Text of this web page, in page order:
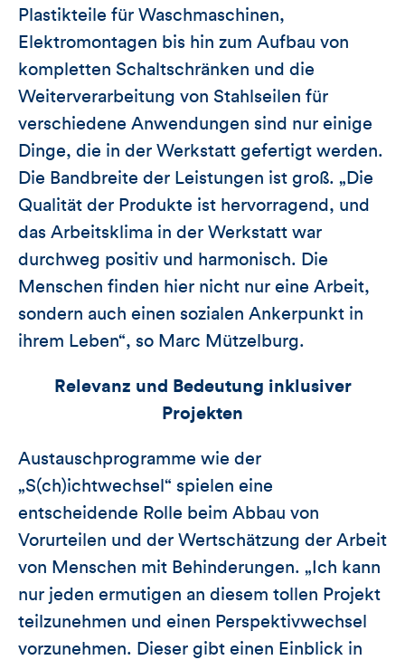
Plastikteile für Waschmaschinen,
Elektromontagen bis hin zum Aufbau von
kompletten Schaltschränken und die
Weiterverarbeitung von Stahlseilen für
verschiedene Anwendungen sind nur einige
Dinge, die in der Werkstatt gefertigt werden.
Die Bandbreite der Leistungen ist groß. „Die
Qualität der Produkte ist hervorragend, und
das Arbeitsklima in der Werkstatt war
durchweg positiv und harmonisch. Die
Menschen finden hier nicht nur eine Arbeit,
sondern auch einen sozialen Ankerpunkt in
ihrem Leben“, so Marc Mützelburg.
Relevanz und Bedeutung inklusiver
Projekten
Austauschprogramme wie der
„S(ch)ichtwechsel“ spielen eine
entscheidende Rolle beim Abbau von
Vorurteilen und der Wertschätzung der Arbeit
von Menschen mit Behinderungen. „Ich kann
nur jeden ermutigen an diesem tollen Projekt
teilzunehmen und einen Perspektivwechsel
vorzunehmen. Dieser gibt einen Einblick in